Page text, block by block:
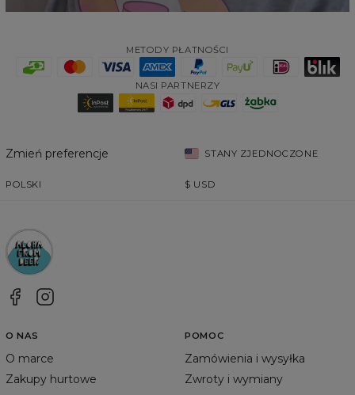
METODY PŁATNOŚCI
NASI PARTNERZY
Zmień preferencje STANY ZJEDNOCZONE
POLSKI $ USD
O NAS
O marce
Zakupy hurtowe
POMOC
Zamówienia i wysyłka
Zwroty i wymiany